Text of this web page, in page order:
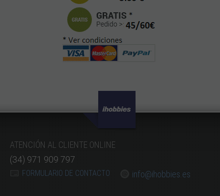
ATENCIÓN AL CLIENTE ONLINE
(34) 971 909 797
FORMULARIO DE CONTACTO info@ihobbies.es